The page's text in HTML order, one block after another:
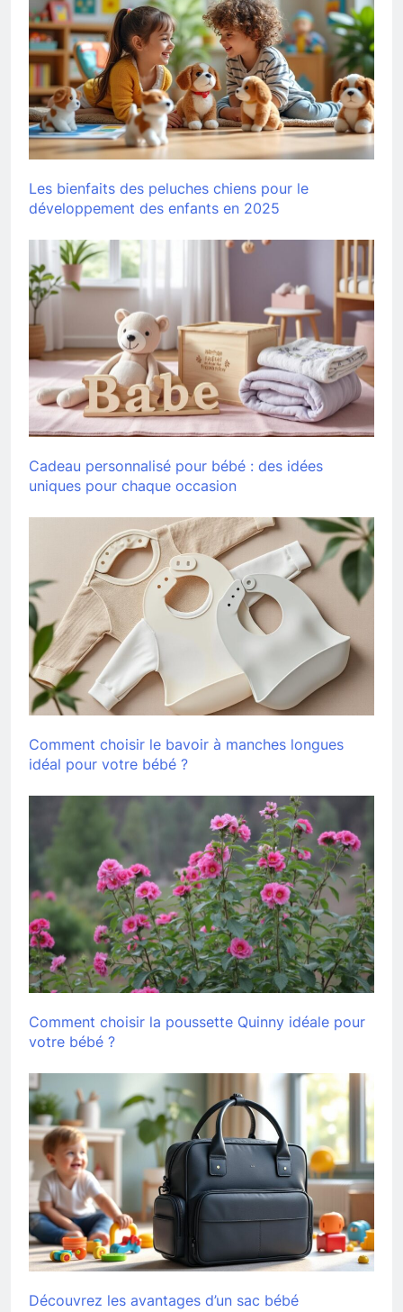
Les bienfaits des peluches chiens pour le
développement des enfants en 2025
Cadeau personnalisé pour bébé : des idées
uniques pour chaque occasion
Comment choisir le bavoir à manches longues
idéal pour votre bébé ?
Comment choisir la poussette Quinny idéale pour
votre bébé ?
Découvrez les avantages d’un sac bébé